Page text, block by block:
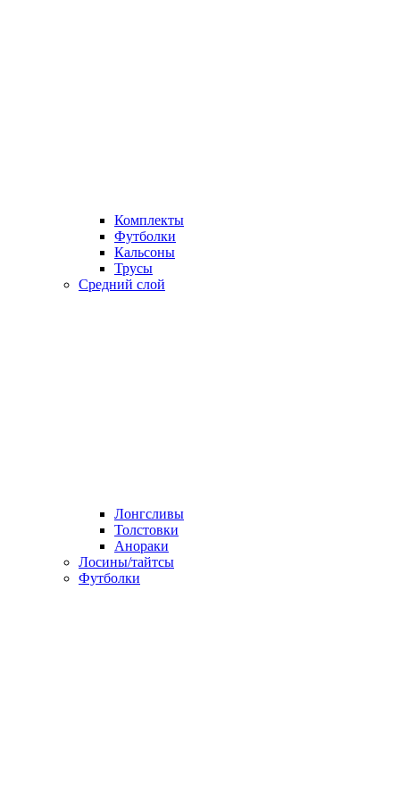
Комплекты
Футболки
Кальсоны
Трусы
Средний слой
Лонгсливы
Толстовки
Анораки
Лосины/тайтсы
Футболки